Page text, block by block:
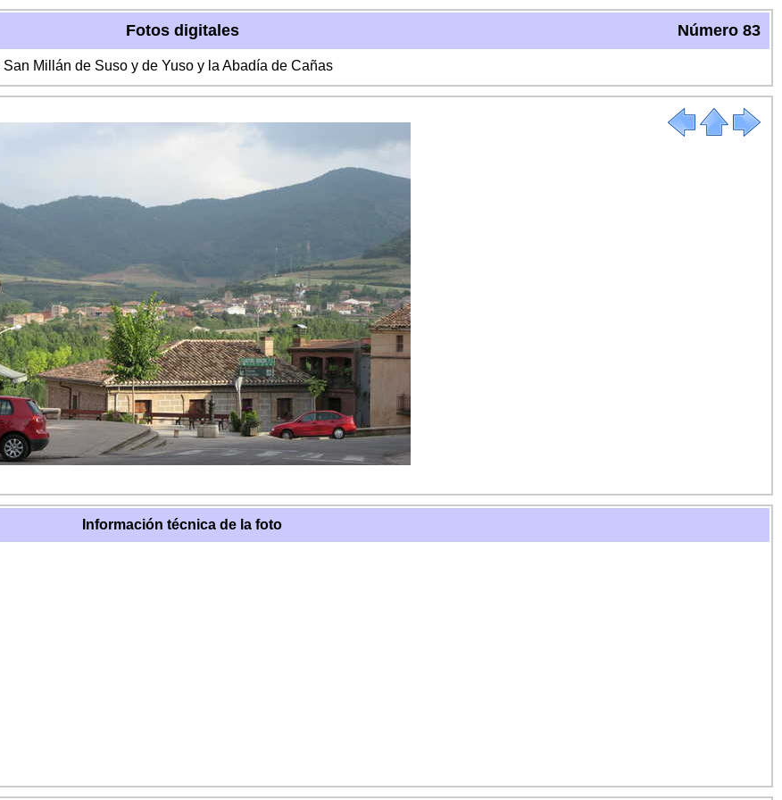
Número 83
Fotos digitales
Millán de Suso y de Yuso y la Abadía de Cañas
Información técnica de la foto